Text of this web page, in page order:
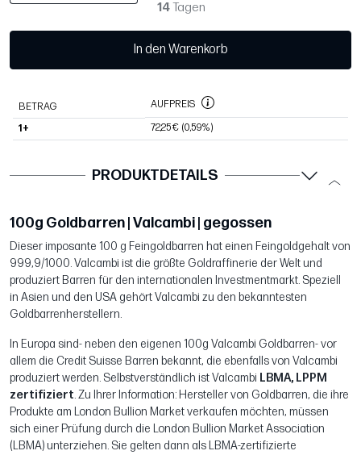
14Tagen
In den Warenkorb
BETRAG AUFPREIS
1+ 72,25 € (0,59%)
PRODUKTDETAILS
100g Goldbarren | Valcambi | gegossen
Dieser imposante 100 g Feingoldbarren hat einen Feingoldgehalt von
999,9/1000. Valcambi ist die größte Goldraffinerie der Welt und
produziert Barren für den internationalen Investmentmarkt. Speziell
in Asien und den USA gehört Valcambi zu den bekanntesten
Goldbarrenherstellern.
In Europa sind- neben den eigenen 100g Valcambi Goldbarren- vor
allem die Credit Suisse Barren bekannt, die ebenfalls von Valcambi
produziert werden. Selbstverständlich ist Valcambi LBMA, LPPM
zertifiziert. Zu Ihrer Information: Hersteller von Goldbarren, die ihre
Produkte am London Bullion Market verkaufen möchten, müssen
sich einer Prüfung durch die London Bullion Market Association
(LBMA) unterziehen. Sie gelten dann als LBMA-zertifizierte